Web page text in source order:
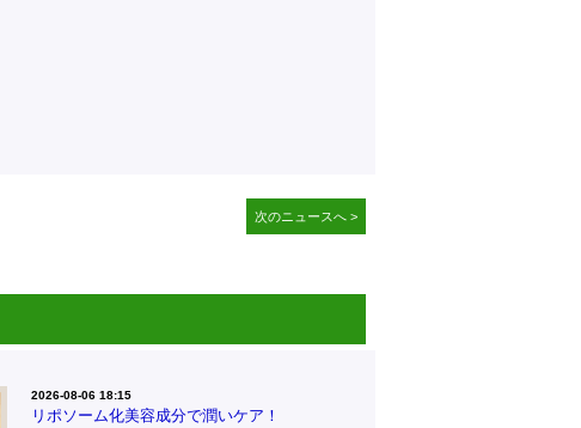
次のニュースへ >
2026-08-06 18:15
リポソーム化美容成分で潤いケア！